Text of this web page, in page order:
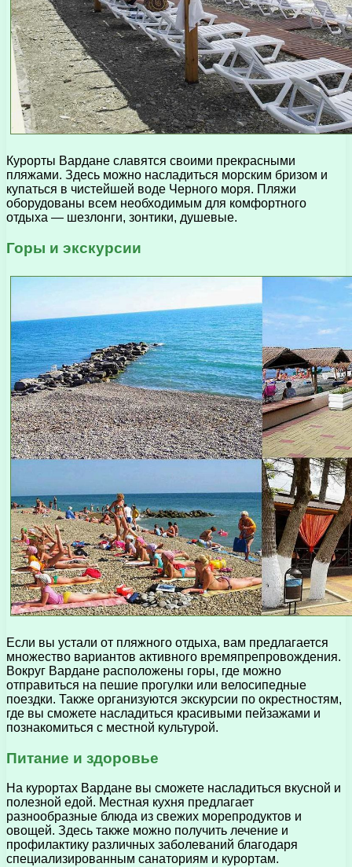
Курорты Вардане славятся своими прекрасными
пляжами. Здесь можно насладиться морским бризом и
купаться в чистейшей воде Черного моря. Пляжи
оборудованы всем необходимым для комфортного
отдыха — шезлонги, зонтики, душевые.
Горы и экскурсии
Если вы устали от пляжного отдыха, вам предлагается
множество вариантов активного времяпрепровождения.
Вокруг Вардане расположены горы, где можно
отправиться на пешие прогулки или велосипедные
поездки. Также организуются экскурсии по окрестностям,
где вы сможете насладиться красивыми пейзажами и
познакомиться с местной культурой.
Питание и здоровье
На курортах Вардане вы сможете насладиться вкусной и
полезной едой. Местная кухня предлагает
разнообразные блюда из свежих морепродуктов и
овощей. Здесь также можно получить лечение и
профилактику различных заболеваний благодаря
специализированным санаториям и курортам.